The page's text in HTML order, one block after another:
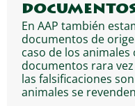
En AAP también
documentos de
caso de los
documentos rara
las falsificaciones
animales se